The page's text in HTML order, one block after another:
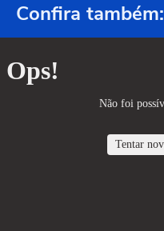
Confira também: